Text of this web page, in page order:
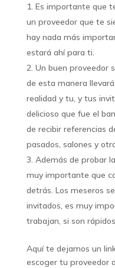
Es importante que
un proveedor que te
hay nada más
estará ahí para ti.
Un buen proveedor
de esta manera
realidad y tu, y tus
delicioso que fue el
de recibir referencias
pasados, salones y
Además de probar
muy importante que
detrás. Los meseros
invitados, es muy
trabajan, si son
Aquí te dejamos un
escoger tu proveedor